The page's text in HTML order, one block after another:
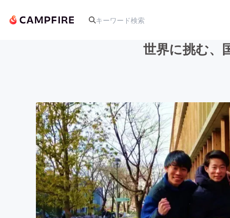
アート・写真
テクノロジー・ガジェット
映像・映画
ビジネス・起業
世界に挑む、